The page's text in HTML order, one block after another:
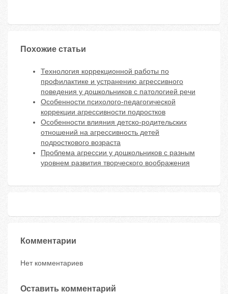
Похожие статьи
Технология коррекционной работы по
профилактике и устранению агрессивного
поведения у дошкольников с патологией речи
Особенности психолого-педагогической
коррекции агрессивности подростков
Особенности влияния детско-родительских
отношений на агрессивность детей
подросткового возраста
Проблема агрессии у дошкольников с разным
уровнем развития творческого воображения
Комментарии
Нет комментариев
Оставить комментарий